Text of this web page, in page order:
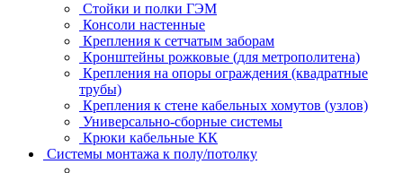
Стойки и полки ГЭМ
Консоли настенные
Крепления к сетчатым заборам
Кронштейны рожковые (для метрополитена)
Крепления на опоры ограждения (квадратные
трубы)
Крепления к стене кабельных хомутов (узлов)
Универсально-сборные системы
Крюки кабельные КК
Системы монтажа к полу/потолку